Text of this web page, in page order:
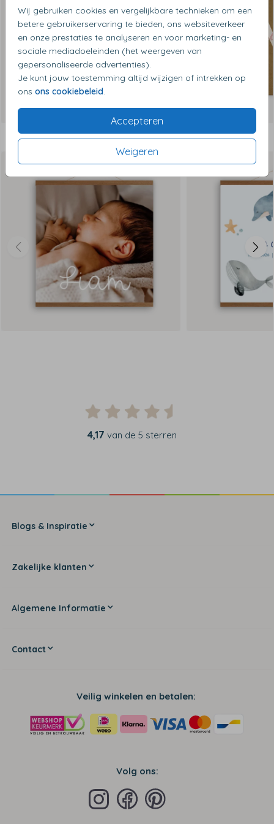
Wij gebruiken cookies en vergelijkbare technieken om een
betere gebruikerservaring te bieden, ons websiteverkeer
en onze prestaties te analyseren en voor marketing- en
sociale mediadoeleinden (het weergeven van
gepersonaliseerde advertenties).
Je kunt jouw toestemming altijd wijzigen of intrekken op
ons ons cookiebeleid
Accepteren
Weigeren
Dit vind je misschien ook leuk
4,17 van de 5 sterren
Blogs & Inspiratie
Zakelijke klanten
Algemene Informatie
Contact
Veilig winkelen en betalen:
Volg ons: